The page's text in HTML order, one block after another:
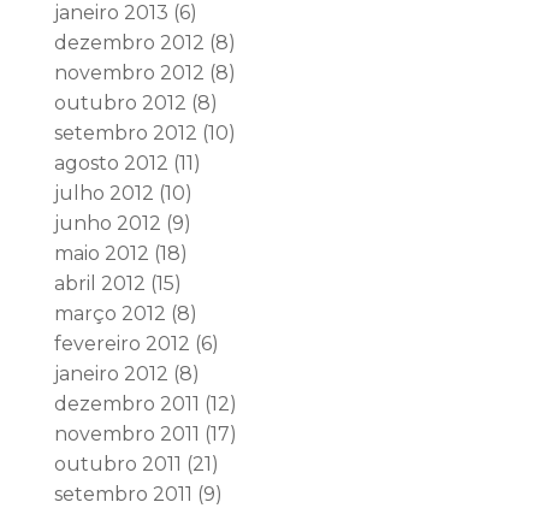
janeiro 2013 (6)
dezembro 2012 (8)
novembro 2012 (8)
outubro 2012 (8)
setembro 2012 (10)
agosto 2012 (11)
julho 2012 (10)
junho 2012 (9)
maio 2012 (18)
abril 2012 (15)
março 2012 (8)
fevereiro 2012 (6)
janeiro 2012 (8)
dezembro 2011 (12)
novembro 2011 (17)
outubro 2011 (21)
setembro 2011 (9)